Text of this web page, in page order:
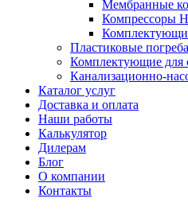
Мембранные
Компрессоры
Пластиковые
Комплектующие для
Канализационно-
Каталог услуг
Доставка и оплата
Наши работы
Калькулятор
Дилерам
Блог
О компании
Контакты